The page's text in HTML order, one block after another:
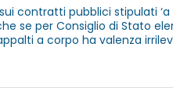
contratti pubblici stipulati ‘a
di Stato elenco
a corpo ha valenza
ad avviso Cassazione